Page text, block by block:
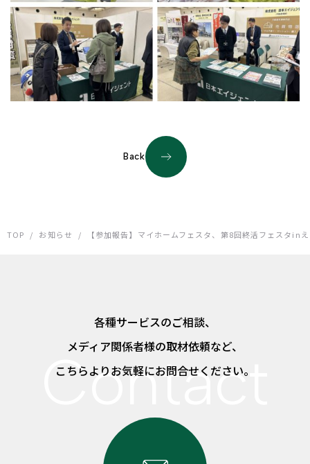
Back
TOP / お知らせ / 【参加報告】マイホームフェスタ、第8回終活フェスタin
各種サービスのご相談、
メディア関係者様の取材依頼など、
こちらよりお気軽にお問合せください。